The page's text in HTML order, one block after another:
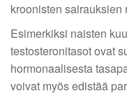
kroonisten sairauksien
Esimerkiksi naisten
testosteronitasot ovat
hormonaalisesta
voivat myös edistää